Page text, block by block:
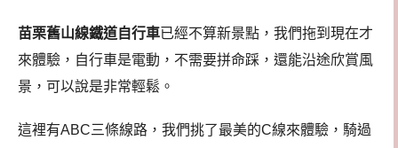
苗栗舊山線鐵道自行車已經不算新景點，我們拖到現在才
來體驗， 自行車是電動，不需要拼命踩，還能沿途欣賞風
景，可以說是非常輕鬆。
這裡有ABC三條線路，我們挑了最美的C線來體驗， 騎過